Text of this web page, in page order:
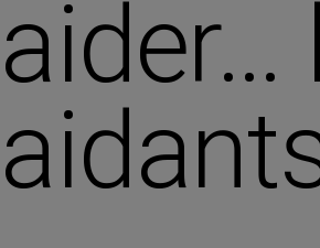
aider…